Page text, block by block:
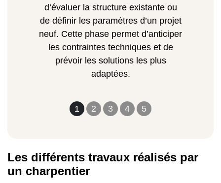
1 2 3 4 5
d’évaluer la structure existante ou
de définir les paramètres d’un projet
neuf. Cette phase permet d’anticiper
les contraintes techniques et de
prévoir les solutions les plus
adaptées.
Les différents travaux réalisés par
un charpentier